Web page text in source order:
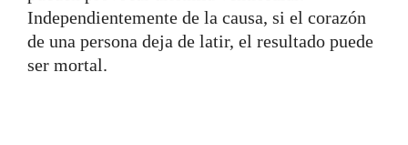
Independientemente de la causa, si el corazón
de una persona deja de latir, el resultado puede
ser mortal.